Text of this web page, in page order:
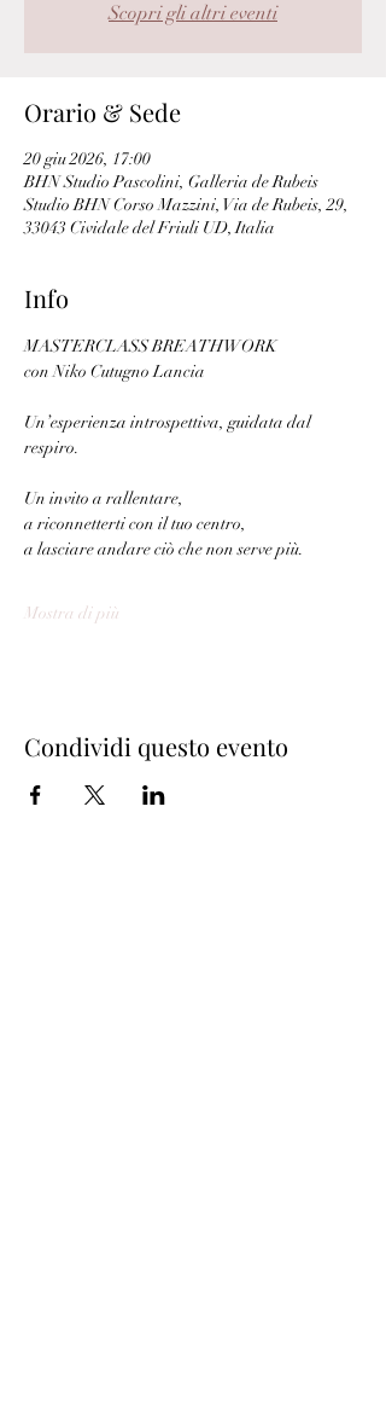
Scopri gli altri eventi
Orario & Sede
20 giu 2026, 17:00
BHN Studio Pascolini, Galleria de Rubeis
Studio BHN Corso Mazzini, Via de Rubeis, 29,
33043 Cividale del Friuli UD, Italia
Info
MASTERCLASS BREATHWORK
con Niko Cutugno Lancia
Un’esperienza introspettiva, guidata dal
respiro.
Un invito a rallentare,
a riconnetterti con il tuo centro,
a lasciare andare ciò che non serve più.
Mostra di più
Condividi questo evento